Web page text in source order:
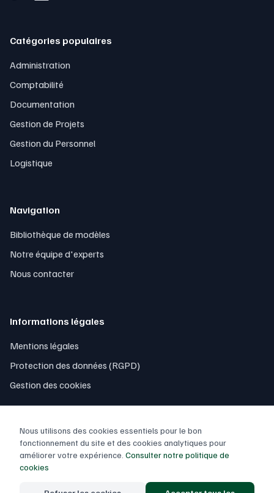
Catégories populaires
Administration
Comptabilité
Documentation
Gestion de Projets
Gestion du Personnel
Logistique
Navigation
Bibliothèque de modèles
Notre équipe d'experts
Nous contacter
Informations légales
Mentions légales
Protection des données (RGPD)
Gestion des cookies
© 2026 Contrôle Excel. Tous droits réservés.
par des experts français
Nous utilisons des cookies essentiels pour le bon
fonctionnement du site et des cookies analytiques pour
améliorer votre expérience. Consulter notre politique de
cookies